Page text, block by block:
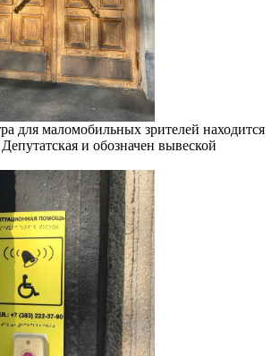
для маломобильных зрителей находится
и обозначен вывеской